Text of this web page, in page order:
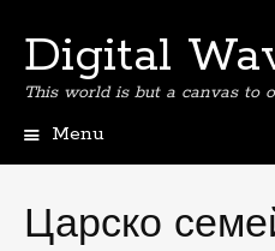
Digital
This world is but a canvas to
Menu
content
Царско